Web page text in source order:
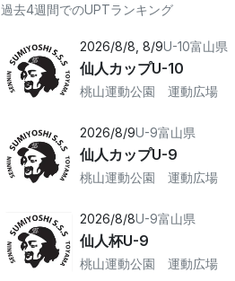
過去4週間でのUPTランキング
2026/8/8, 8/9U-10富山県
仙人カップU-10
桃山運動公園 運動広場
2026/8/9U-9富山県
仙人カップU-9
桃山運動公園 運動広場
2026/8/8U-9富山県
仙人杯U-9
桃山運動公園 運動広場